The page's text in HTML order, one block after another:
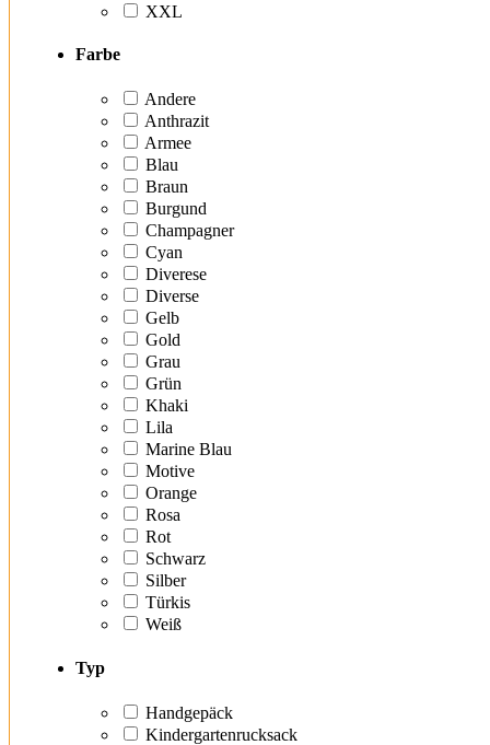
XXL
Farbe
Andere
Anthrazit
Armee
Blau
Braun
Burgund
Champagner
Cyan
Diverese
Diverse
Gelb
Gold
Grau
Grün
Khaki
Lila
Marine Blau
Motive
Orange
Rosa
Rot
Schwarz
Silber
Türkis
Weiß
Typ
Handgepäck
Kindergartenrucksack